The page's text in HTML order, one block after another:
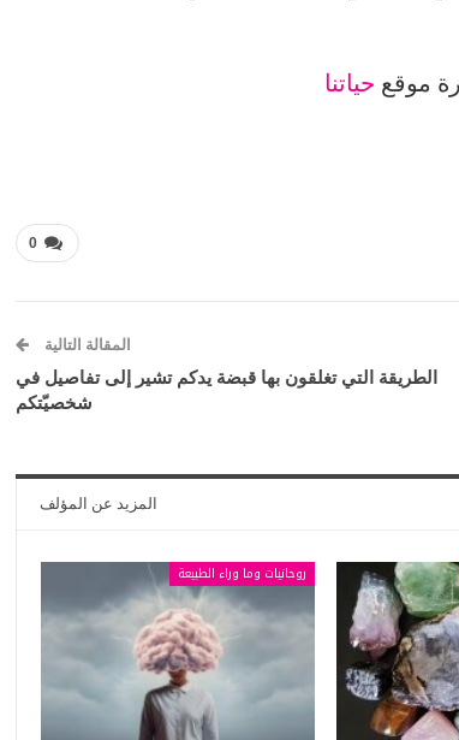
موقع حياتنا
0
المقالة التالية
الطريقة التي تغلقون بها قبضة يدكم تشير إلى تفاصيل في
شخصيّتكم
المزيد عن المؤلف
روحانيات وما وراء الطبيعة